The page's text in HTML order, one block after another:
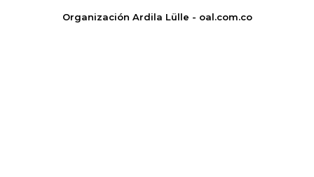
Organización Ardila Lülle - oal.com.co